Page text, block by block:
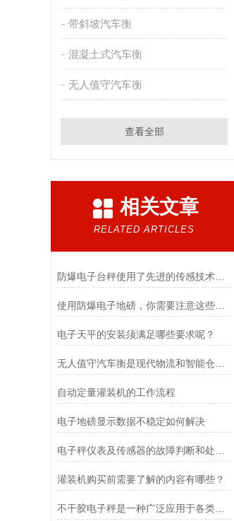
带斜坡汽车衡
混凝土式汽车衡
无人值守汽车衡
查看全部
相关文章
RELATED ARTICLES
防爆电子台秤使用了先进的传感技术和数据处理算法
使用防爆电子地磅，你需要注意这些事项
电子天平的安装须满足哪些要求呢？
自动定量灌装机的工作流程
电子地磅显示数据不稳定如何解决
灌装机购买前需要了解的内容有哪些？
不干胶电子秤是一种广泛应用于各类物品称重的计量设备